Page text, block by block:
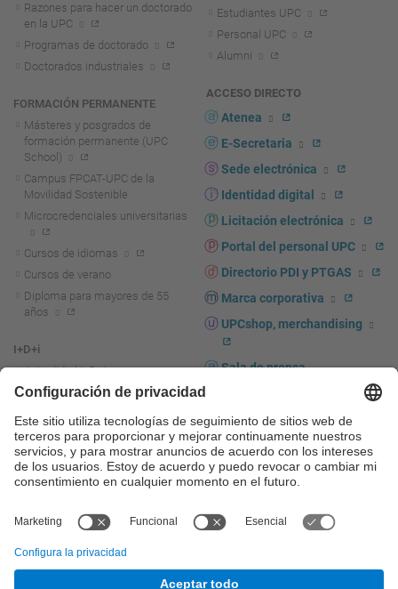
Razones para hacer un doctorado
en la UPC
Programas de doctorado
Doctorados industriales
FORMACIÓN PERMANENTE
Másteres y posgrados de
formación permanente (UPC
School)
Campus FPCAT-UPC de la
Movilidad Sostenible
Microcredenciales universitarias
Cursos de idiomas
Cursos de verano
Diploma para mayores de 55
años
I+D+i
Actualidad I+D+I
La investigación en la UPC
Fomento y apoyo a la
investigación
La transferencia, el
emprendimiento y la innovación
en la UPC
transferencia, el emprendimiento
Servicios a las empresas
Servicios Científico-técnicos
Estudiantes UPC
Personal UPC
Alumni
ACCESO DIRECTO
Atenea
E-Secretaria
Sede electrónica
Identidad digital
Licitación electrónica
Portal del personal UPC
Directorio PDI y PTGAS
Marca corporativa
UPCshop, merchandising
Sala de prensa